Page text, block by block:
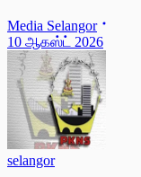
Media Selangor
10 ஆகஸ்ட் 2026
selangor